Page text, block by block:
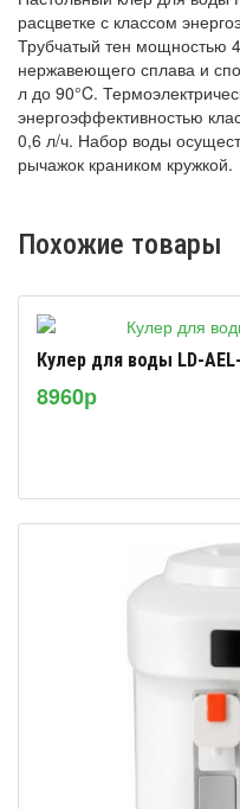
расцветке с классом
Трубчатый тен мощностью
нержавеющего сплава и
л до 90°C.
энергоэффективностью
0,6 л/ч. Набор воды
рычажок краником кружкой.
Похожие товары
Кулер для воды LD-
8960р